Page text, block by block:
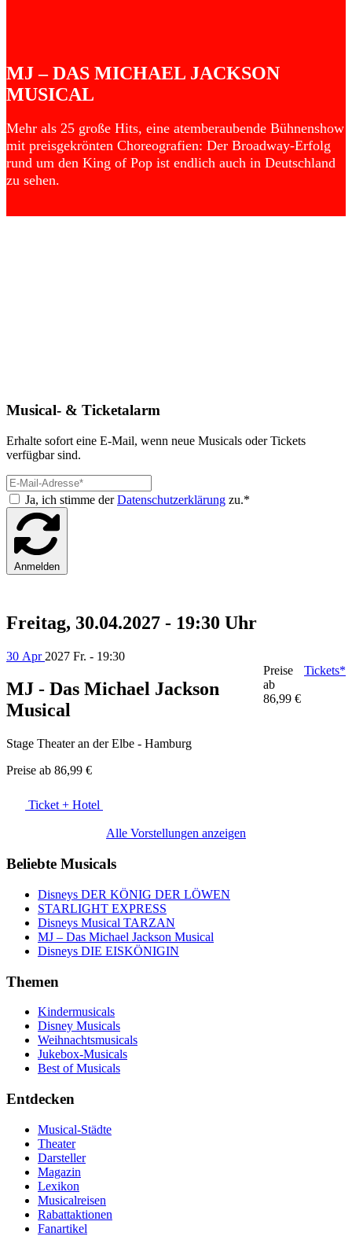
MJ – DAS MICHAEL JACKSON
MUSICAL
Mehr als 25 große Hits, eine atemberaubende Bühnenshow
mit preisgekrönten Choreografien: Der Broadway-Erfolg
rund um den King of Pop ist endlich auch in Deutschland
zu sehen.
Musical- & Ticketalarm
Erhalte sofort eine E-Mail, wenn neue Musicals oder Tickets
verfügbar sind.
Ja, ich stimme derDatenschutzerklärung zu.*
Anmelden
Freitag, 30.04.2027 - 19:30 Uhr
30 Apr 2027 Fr. - 19:30
MJ - Das Michael Jackson
Musical
Stage Theater an der Elbe - Hamburg
Preise ab 86,99 €
Preise
ab
86,99 €
Tickets*
Ticket + Hotel
Alle Vorstellungen anzeigen
Beliebte Musicals
Disneys DER KÖNIG DER LÖWEN
STARLIGHT EXPRESS
Disneys Musical TARZAN
MJ – Das Michael Jackson Musical
Disneys DIE EISKÖNIGIN
Themen
Kindermusicals
Disney Musicals
Weihnachtsmusicals
Jukebox-Musicals
Best of Musicals
Entdecken
Musical-Städte
Theater
Darsteller
Magazin
Lexikon
Musicalreisen
Rabattaktionen
Fanartikel